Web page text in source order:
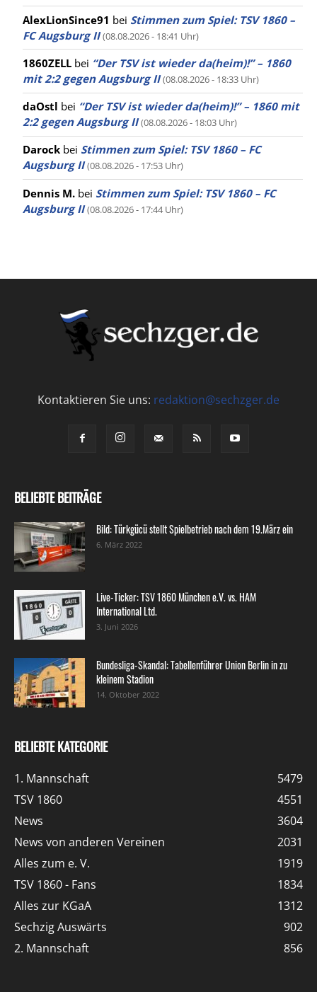
AlexLionSince91 bei Stimmen zum Spiel: TSV 1860 –
FC Augsburg II (08.08.2026 - 18:41 Uhr)
1860ZELL bei “Der TSV ist wieder da(heim)!” – 1860
mit 2:2 gegen Augsburg II (08.08.2026 - 18:33 Uhr)
daOstl bei “Der TSV ist wieder da(heim)!” – 1860 mit
2:2 gegen Augsburg II (08.08.2026 - 18:03 Uhr)
Darock bei Stimmen zum Spiel: TSV 1860 – FC
Augsburg II (08.08.2026 - 17:53 Uhr)
Dennis M. bei Stimmen zum Spiel: TSV 1860 – FC
Augsburg II (08.08.2026 - 17:44 Uhr)
Kontaktieren Sie uns: redaktion@sechzger.de
BELIEBTE BEITRÄGE
Bild: Türkgücü stellt Spielbetrieb nach dem 19.März ein
6. März 2022
Live-Ticker: TSV 1860 München e.V. vs. HAM
International Ltd.
3. Juni 2026
Bundesliga-Skandal: Tabellenführer Union Berlin in zu
kleinem Stadion
14. Oktober 2022
BELIEBTE KATEGORIE
1. Mannschaft
5479
TSV 1860
4551
News
3604
News von anderen Vereinen
2031
Alles zum e. V.
1919
TSV 1860 - Fans
1834
Alles zur KGaA
1312
Sechzig Auswärts
902
2. Mannschaft
856